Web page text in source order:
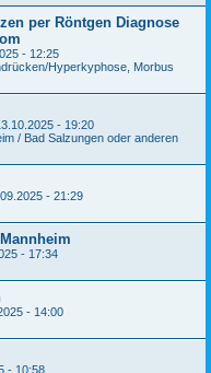
per Röntgen Diagnose
- 12:25
Hyperkyphose, Morbus
- 19:20
/ Bad Salzungen oder anderen
- 21:29
- 17:34
- 14:00
- 10:58